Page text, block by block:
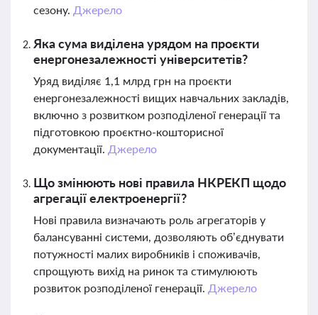
сезону. Джерело
Яка сума виділена урядом на проєкти
енергонезалежності університетів?
Уряд виділяє 1,1 млрд грн на проєкти
енергонезалежності вищих навчальних закладів,
включно з розвитком розподіленої генерації та
підготовкою проєктно-кошторисної
документації. Джерело
Що змінюють нові правила НКРЕКП щодо
агрегації електроенергії?
Нові правила визначають роль агрегаторів у
балансуванні системи, дозволяють об’єднувати
потужності малих виробників і споживачів,
спрощують вихід на ринок та стимулюють
розвиток розподіленої генерації. Джерело